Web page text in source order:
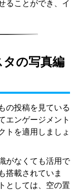
ることができ、イ
の写真編
の投稿を見ている
エンゲージメント
トを適用しましょ
がなくても活用で
搭載されていま
としては、空の置